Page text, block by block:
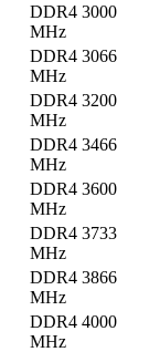
DDR4 3000
MHz
DDR4 3066
MHz
DDR4 3200
MHz
DDR4 3466
MHz
DDR4 3600
MHz
DDR4 3733
MHz
DDR4 3866
MHz
DDR4 4000
MHz